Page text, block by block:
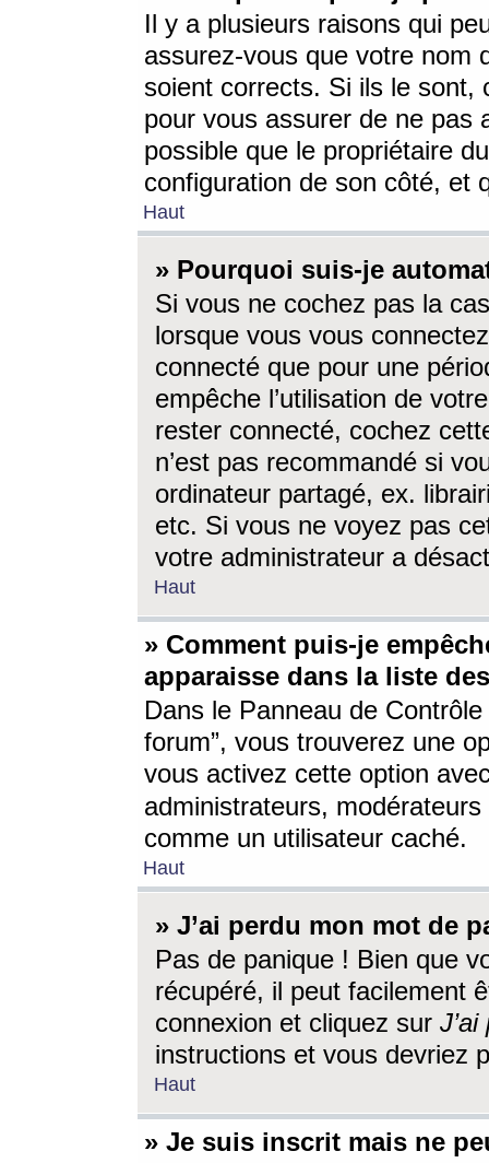
Il y a plusieurs raisons qui
assurez-vous que votre nom
soient corrects. Si ils le sont,
pour vous assurer de ne pas
possible que le propriétaire
configuration de son côté, et
Haut
» Pourquoi suis-je
Si vous ne cochez pas la
lorsque vous vous
connecté que pour une
empêche l’utilisation de
rester connecté, cochez
n’est pas recommandé si
ordinateur partagé, ex.
etc. Si vous ne voyez pas
votre administrateur a
Haut
» Comment puis-je
apparaisse dans la liste
Dans le Panneau de
forum”, vous trouverez une
vous activez cette option
administrateurs,
comme un utilisateur caché.
Haut
» J’ai perdu mon mot de
Pas de panique ! Bien que
récupéré, il peut facilement
connexion et cliquez sur
instructions et vous devriez
Haut
» Je suis inscrit mais ne